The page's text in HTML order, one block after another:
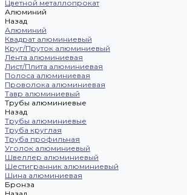
Цветной металлопрокат
Алюминий
Назад
Алюминий
Квадрат алюминиевый
Круг/Пруток алюминиевый
Лента алюминиевая
Лист/Плита алюминиевая
Полоса алюминиевая
Проволока алюминиевая
Тавр алюминиевый
Трубы алюминиевые
Назад
Трубы алюминиевые
Труба круглая
Труба профильная
Уголок алюминиевый
Швеллер алюминиевый
Шестигранник алюминиевый
Шина алюминиевая
Бронза